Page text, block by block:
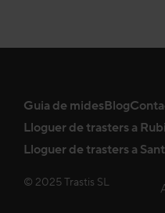
Guia de midesBlog
Lloguer de trasters a Rubi
Lloguer de trasters a
© 2025 Trastis SL